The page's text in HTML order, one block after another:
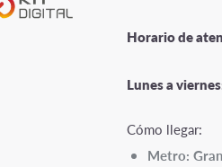
Horario de
Lunes a
Cómo llegar:
Metro: